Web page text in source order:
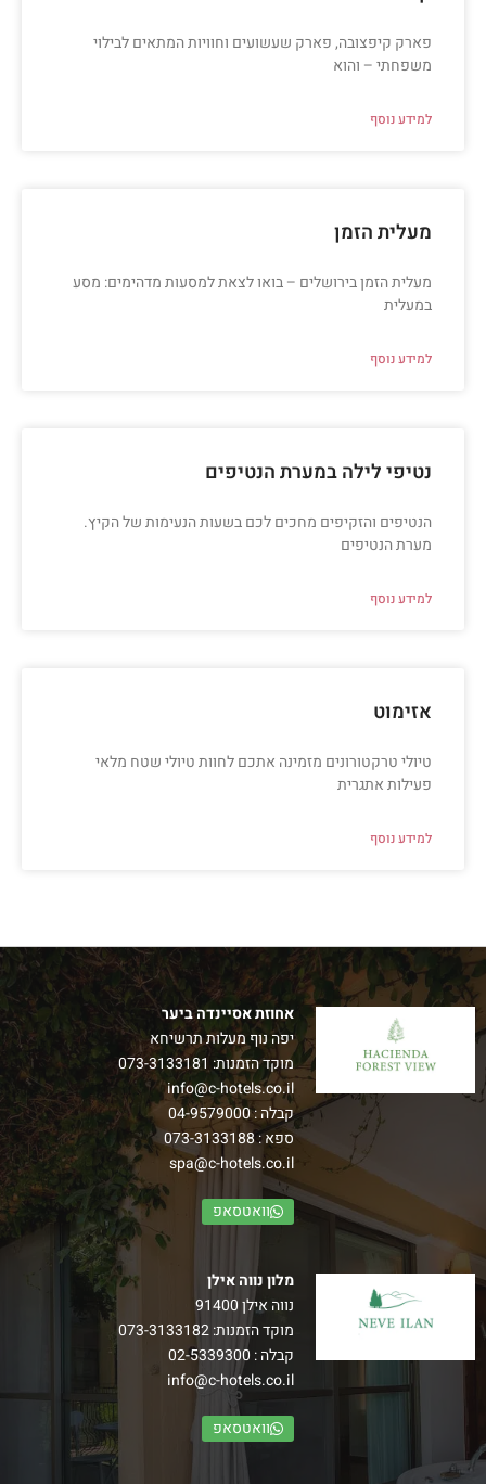
פארק קיפצובה, פארק שעשועים וחוויות המתאים לבילוי
משפחתי – והוא
למידע נוסף
מעלית הזמן
מעלית הזמן בירושלים – בואו לצאת למסעות מדהימים: מסע
במעלית
למידע נוסף
נטיפי לילה במערת הנטיפים
הנטיפים והזקיפים מחכים לכם בשעות הנעימות של הקיץ.
מערת הנטיפים
למידע נוסף
אזימוט
טיולי טרקטורונים מזמינה אתכם לחוות טיולי שטח מלאי
פעילות אתגרית
למידע נוסף
אחוזת אסיינדה ביער
יפה נוף מעלות תרשיחא
מוקד הזמנות: 073-3133181
info@c-hotels.co.il
קבלה :04-9579000
ספא :073-3133188
spa@c-hotels.co.il
וואטסאפ
מלון נווה אילן
נווה אילן 91400
מוקד הזמנות:073-3133182
קבלה : 02-5339300
info@c-hotels.co.il
וואטסאפ